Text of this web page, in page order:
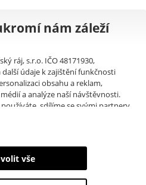
nám záleží
ráj, s.r.o. IČO 48171930,
údaje k zajištění funkčnosti
obsahu a reklam,
a analýze naší návštěvnosti.
sdílíme se svými partnery
Google používá. Partneři tyto
toho, že používáte jejich
data z dalších úložišť, IP
s prohlížením webu. Svůj souhlas
vše